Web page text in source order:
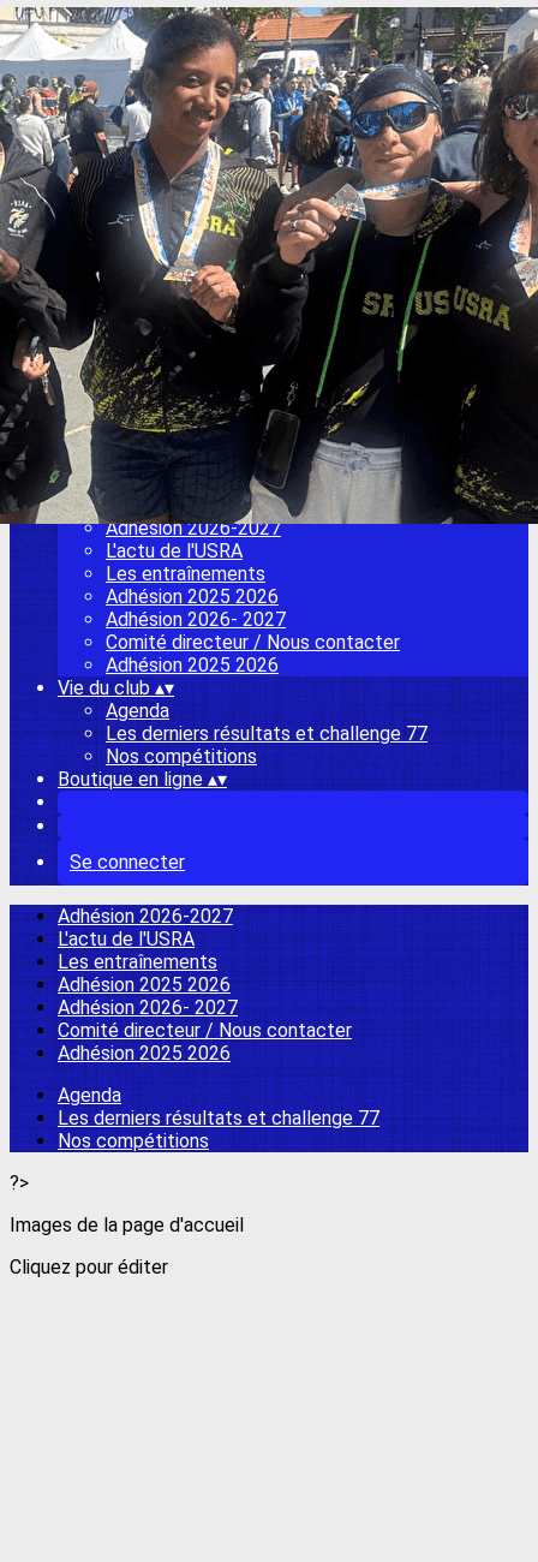
Exporter les lignes sélectionnées
Exporter toutes les colonnes
Exporter uniquement les colonnes affichées
Menu
<
>
Adhésion 2026-2027
L'actu de l'USRA
Les entraînements
Adhésion 2025 2026
Adhésion 2026- 2027
Comité directeur / Nous contacter
Adhésion 2025 2026
Ajoutez un logo, un bouton, des réseaux sociaux
Cliquez pour éditer
L'USR Athlétisme▴▾
Adhésion 2026-2027
L'actu de l'USRA
Les entraînements
Adhésion 2025 2026
Adhésion 2026- 2027
Comité directeur / Nous contacter
Adhésion 2025 2026
Vie du club▴▾
Agenda
Les derniers résultats et challenge 77
Nos compétitions
Boutique en ligne▴▾
Se connecter
Adhésion 2026-2027
L'actu de l'USRA
Les entraînements
Adhésion 2025 2026
Adhésion 2026- 2027
Comité directeur / Nous contacter
Adhésion 2025 2026
Agenda
Les derniers résultats et challenge 77
Nos compétitions
?>
Images de la page d'accueil
Cliquez pour éditer